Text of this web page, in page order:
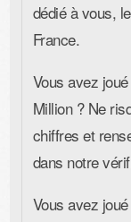
dédié à vous,
France.
Vous avez
Million ?Ne
chiffres et
dans notre
Vous avez